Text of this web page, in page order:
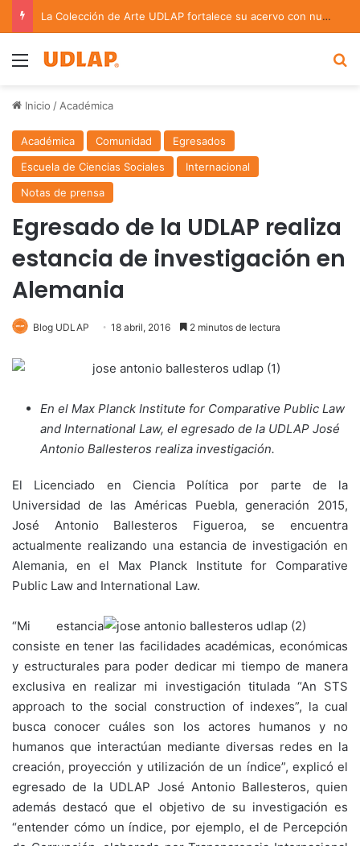
La Colección de Arte UDLAP fortalece su acervo con nuevas obras de artistas emergentes y consolidados
Menu
Inicio / Académica
Académica Comunidad
Egresados
Escuela de Ciencias Sociales
Internacional
Notas de prensa
Egresado de la UDLAP realiza
estancia de investigación en
Alemania
Blog UDLAP 18 abril, 2016 2 minutos de lectura
En el Max Planck Institute for Comparative Public Law
and International Law, el egresado de la UDLAP José
Antonio Ballesteros realiza investigación.
El Licenciado en Ciencia Política por parte de la
Universidad de las Américas Puebla, generación 2015,
José Antonio Ballesteros Figueroa, se encuentra
actualmente realizando una estancia de investigación en
Alemania, en el Max Planck Institute for Comparative
Public Law and International Law.
“Mi estancia
consiste en tener las facilidades académicas, económicas
y estructurales para poder dedicar mi tiempo de manera
exclusiva en realizar mi investigación titulada “An STS
approach to the social construction of indexes”, la cual
busca conocer cuáles son los actores humanos y no
humanos que interactúan mediante diversas redes en la
creación, proyección y utilización de un índice”, explicó el
egresado de la UDLAP José Antonio Ballesteros, quien
además destacó que el objetivo de su investigación es
“entender cómo un índice, por ejemplo, el de Percepción